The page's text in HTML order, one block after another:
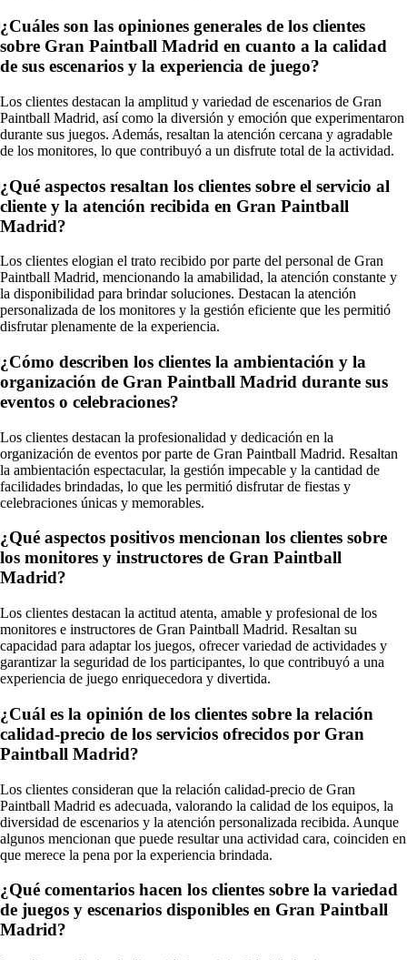
¿Cuáles son las opiniones generales de los clientes
sobre Gran Paintball Madrid en cuanto a la calidad
de sus escenarios y la experiencia de juego?
Los clientes destacan la amplitud y variedad de escenarios de Gran
Paintball Madrid, así como la diversión y emoción que experimentaron
durante sus juegos. Además, resaltan la atención cercana y agradable
de los monitores, lo que contribuyó a un disfrute total de la actividad.
¿Qué aspectos resaltan los clientes sobre el servicio al
cliente y la atención recibida en Gran Paintball
Madrid?
Los clientes elogian el trato recibido por parte del personal de Gran
Paintball Madrid, mencionando la amabilidad, la atención constante y
la disponibilidad para brindar soluciones. Destacan la atención
personalizada de los monitores y la gestión eficiente que les permitió
disfrutar plenamente de la experiencia.
¿Cómo describen los clientes la ambientación y la
organización de Gran Paintball Madrid durante sus
eventos o celebraciones?
Los clientes destacan la profesionalidad y dedicación en la
organización de eventos por parte de Gran Paintball Madrid. Resaltan
la ambientación espectacular, la gestión impecable y la cantidad de
facilidades brindadas, lo que les permitió disfrutar de fiestas y
celebraciones únicas y memorables.
¿Qué aspectos positivos mencionan los clientes sobre
los monitores y instructores de Gran Paintball
Madrid?
Los clientes destacan la actitud atenta, amable y profesional de los
monitores e instructores de Gran Paintball Madrid. Resaltan su
capacidad para adaptar los juegos, ofrecer variedad de actividades y
garantizar la seguridad de los participantes, lo que contribuyó a una
experiencia de juego enriquecedora y divertida.
¿Cuál es la opinión de los clientes sobre la relación
calidad-precio de los servicios ofrecidos por Gran
Paintball Madrid?
Los clientes consideran que la relación calidad-precio de Gran
Paintball Madrid es adecuada, valorando la calidad de los equipos, la
diversidad de escenarios y la atención personalizada recibida. Aunque
algunos mencionan que puede resultar una actividad cara, coinciden en
que merece la pena por la experiencia brindada.
¿Qué comentarios hacen los clientes sobre la variedad
de juegos y escenarios disponibles en Gran Paintball
Madrid?